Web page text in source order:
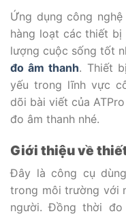
Ứng dụng công
hàng loạt các thiết
lượng cuộc sống tốt
đo âm thanh. Thiết
yếu trong lĩnh vực
dõi bài viết của
đo âm thanh nhé.
Giới thiệu về
Đây là công cụ
trong môi trường với
người. Đồng thời